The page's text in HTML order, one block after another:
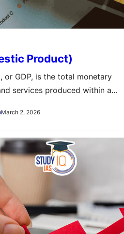
Product)
or GDP, is the total monetary
services produced within a
March 2, 2026